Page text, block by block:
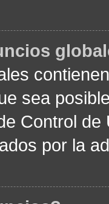
sea
Control
por la